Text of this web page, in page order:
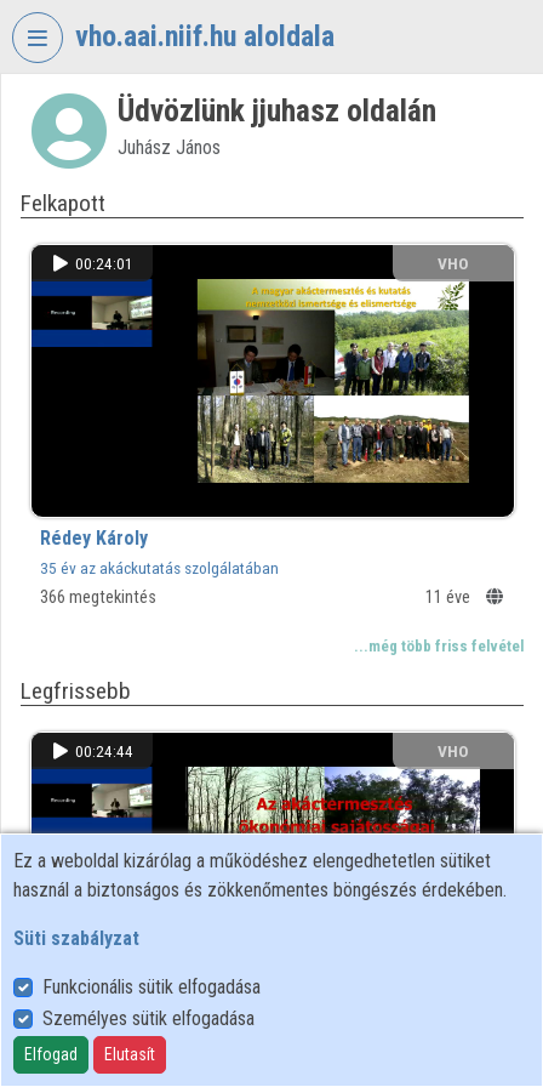
Fejléc kihagyása
vho.aai.niif.hu aloldala
VIDEO TORIUM
Intézményi kezdőlap
Bejelentkezés
Intézményi felfedezés
Közreműködők
Üdvözlünk jjuhasz oldalán
Juhász János
Felkapott
00:24:01 VHO
Rédey Károly
35 év az akáckutatás szolgálatában
366 megtekintés 11 éve
...még több friss felvétel
Legfrissebb
00:24:44 VHO
Az akáctermesztés ökonómiai sajátosságai
323 megtekintés
Ez a weboldal kizárólag a működéshez elengedhetetlen sütiket
használ a biztonságos és zökkenőmentes böngészés érdekében.
Süti szabályzat
Funkcionális sütik elfogadása
Személyes sütik elfogadása
Elfogad Elutasít